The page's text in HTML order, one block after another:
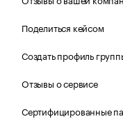
Поделиться кейсом
Создать профиль
Отзывы о сервисе
Сертифицированные